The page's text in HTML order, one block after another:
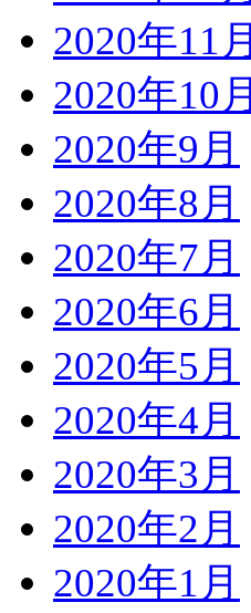
2020年11月
2020年10月
2020年9月
2020年8月
2020年7月
2020年6月
2020年5月
2020年4月
2020年3月
2020年2月
2020年1月